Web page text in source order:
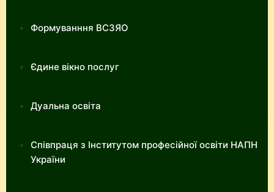
Формуванння ВСЗЯО
Єдине вікно послуг
Дуальна освіта
Співпраця з Інститутом професійної освіти НАПН
України